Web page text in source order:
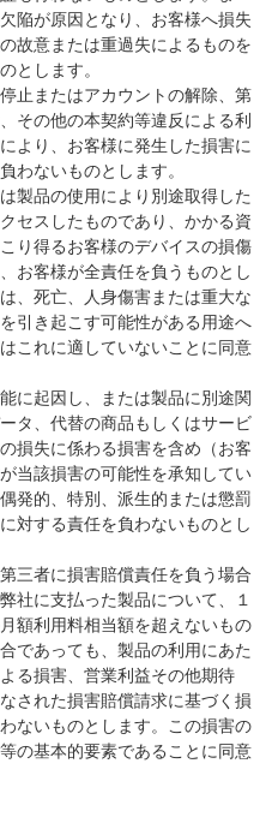
陥が原因となり、お客様へ損失
故意または重過失によるものを
とします。
止またはアカウントの解除、第
その他の本契約等違反による利
より、お客様に発生した損害に
わないものとします。
製品の使用により別途取得した
セスしたものであり、かかる資
り得るお客様のデバイスの損傷
お客様が全責任を負うものとし
、死亡、人身傷害または重大な
引き起こす可能性がある用途へ
これに適していないことに同意
に起因し、または製品に別途関
タ、代替の商品もしくはサービ
損失に係わる損害を含め（お客
当該損害の可能性を承知してい
発的、特別、派生的または懲罰
対する責任を負わないものとし
三者に損害賠償責任を負う場合
社に支払った製品について、１
額利用料相当額を超えないもの
であっても、製品の利用にあた
る損害、営業利益その他期待
された損害賠償請求に基づく損
ないものとします。この損害の
の基本的要素であることに同意